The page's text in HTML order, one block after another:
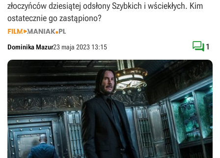
złoczyńców dziesiątej odsłony Szybkich i wściekłych. Kim
ostatecznie go zastąpiono?
Dominika Mazur23 maja 2023 13:15  1